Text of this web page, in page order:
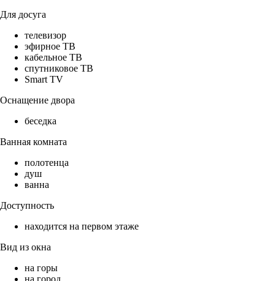
Для досуга
телевизор
эфирное ТВ
кабельное ТВ
спутниковое ТВ
Smart TV
Оснащение двора
беседка
Ванная комната
полотенца
душ
ванна
Доступность
находится на первом этаже
Вид из окна
на горы
на город